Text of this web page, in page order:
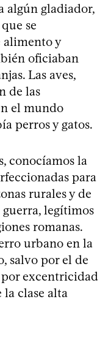
algún gladiador,
se
alimento y
oficiaban
Las aves,
de las
el mundo
perros y gatos.
conocíamos la
para
rurales y de
legítimos
romanas.
urbano en la
salvo por el de
por excentricidad
la clase alta